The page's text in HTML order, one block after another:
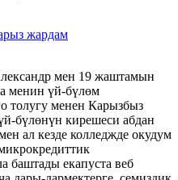
жардам
мен 19 жаштамын
менин үй-бүлөм
толугу менен Карызбыз
бүлөнүн кирешеси абдан
ал кезде колледжде окудум
баштады екапуста веб